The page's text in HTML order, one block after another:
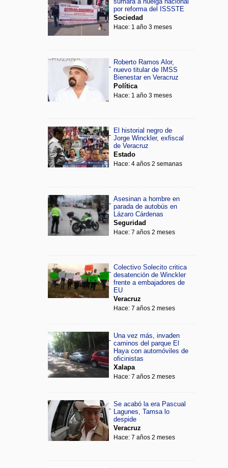
por reforma del ISSSTE
Sociedad
Hace: 1 año 3 meses
Roberto Ramos Alor,
nuevo titular de IMSS
Bienestar en Veracruz
Política
Hace: 1 año 3 meses
El historial negro de
Jorge Winckler, exfiscal
de Veracruz
Estado
Hace: 4 años 2 semanas
Asesinan a hombre en
parada de autobús en
Lázaro Cárdenas
Seguridad
Hace: 7 años 2 meses
Colectivo Solecito critica
desatención de Winckler
frente a embajadores de
EU
Veracruz
Hace: 7 años 2 meses
Una vez más, invaden
caminos del parque El
Haya con automóviles de
oficinistas
Xalapa
Hace: 7 años 2 meses
Se acabó la era Pascual
Lagunes, Tamsa lo
despide
Veracruz
Hace: 7 años 2 meses